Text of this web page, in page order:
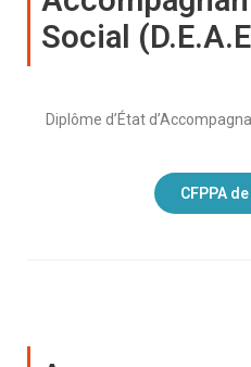
Social
Diplôme d’État
CFPPA